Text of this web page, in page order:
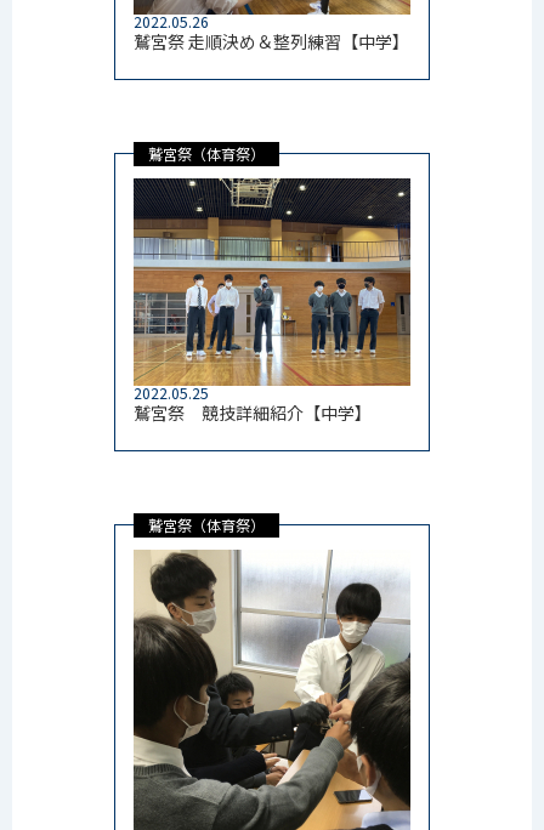
2022.05.26
鷲宮祭 走順決め＆整列練習【中学】
鷲宮祭（体育祭）
2022.05.25
鷲宮祭 競技詳細紹介【中学】
鷲宮祭（体育祭）